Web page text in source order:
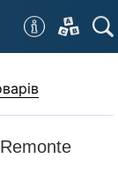
Remonte